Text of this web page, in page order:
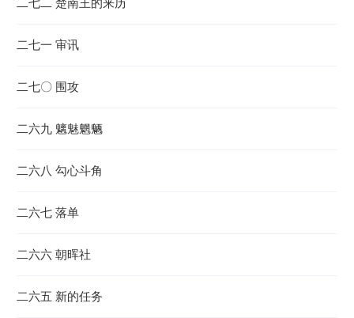
二七二 楚南王的来历
二七一 审讯
二七〇 围攻
二六九 魑魅魍魉
二六八 勾心斗角
二六七 落单
二六六 朝晖社
二六五 新的任务